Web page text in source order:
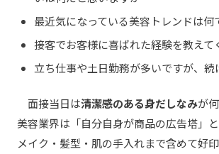
最近気になっている美容トレンドは何
接客でお客様に喜ばれた経験を教えて
立ち仕事や土日勤務が多いですが、
面接当日は清潔感のある身だしなみが
美容業界は「自分自身が商品の広告塔」と
メイク・髪型・肌の手入れまで含めて好